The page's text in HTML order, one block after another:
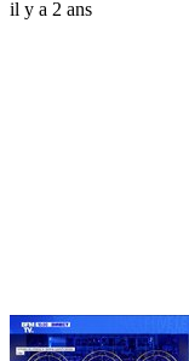
il y a 2 ans